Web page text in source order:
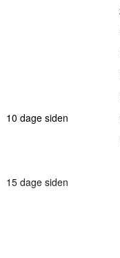
10 dage siden
15 dage siden